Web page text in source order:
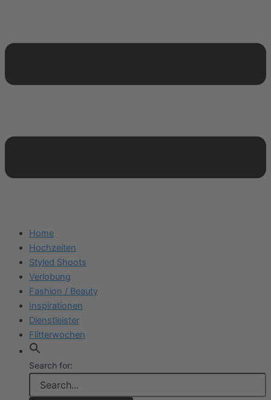
Home
Hochzeiten
Styled Shoots
Verlobung
Fashion / Beauty
Inspirationen
Dienstleister
Flitterwochen
Search for: